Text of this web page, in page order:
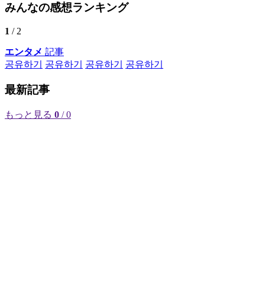
みんなの感想ランキング
1 / 2
エンタメ 記事
공유하기
공유하기 공유하기 공유하기
最新記事
もっと見る 0 / 0